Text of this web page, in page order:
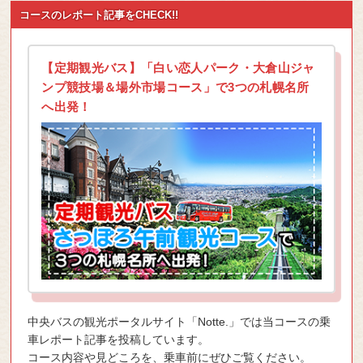
コースのレポート記事をCHECK!!
【定期観光バス】「白い恋人パーク・大倉山ジャ
ンプ競技場＆場外市場コース」で3つの札幌名所
へ出発！
中央バスの観光ポータルサイト「Notte.」では当コースの乗
車レポート記事を投稿しています。
コース内容や見どころを、乗車前にぜひご覧ください。